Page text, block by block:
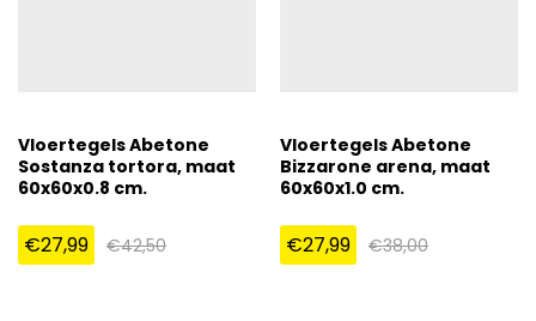
Vloertegels Abetone
Sostanza tortora, maat
60x60x0.8 cm.
€27,99 €42,50
Vloertegels Abetone
Bizzarone arena, maat
60x60x1.0 cm.
€27,99 €38,00